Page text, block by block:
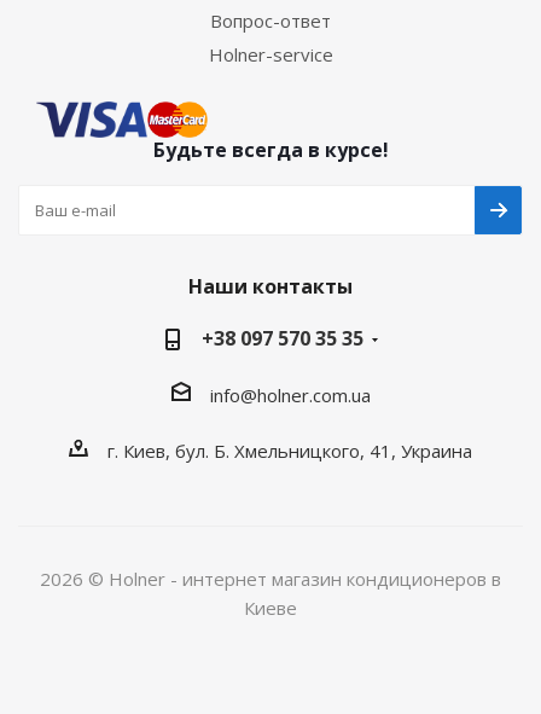
Вопрос-ответ
Holner-service
Будьте всегда в курсе!
Наши контакты
+38 097 570 35 35
info@holner.com.ua
г. Киев, бул. Б. Хмельницкого, 41, Украина
2026 © Holner - интернет магазин кондиционеров в
Киеве